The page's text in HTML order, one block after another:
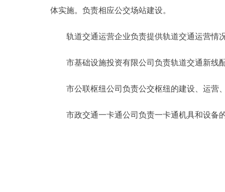
体实施。负责相应公交场站建设。
轨道交通运营企业负责提供轨道交通运营情
市基础设施投资有限公司负责轨道交通新线
市公联枢纽公司负责公交枢纽的建设、运营、
市政交通一卡通公司负责一卡通机具和设备